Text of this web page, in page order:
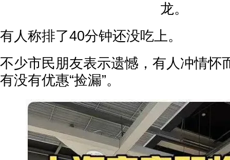
龙。
有人称排了40分钟还没吃上。
不少市民朋友表示遗憾，有人冲情怀
有没有优惠“捡漏”。